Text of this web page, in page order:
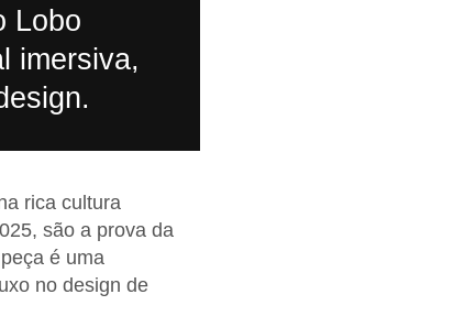
Lobo
imersiva,
rica cultura
são a prova da
é uma
no design de